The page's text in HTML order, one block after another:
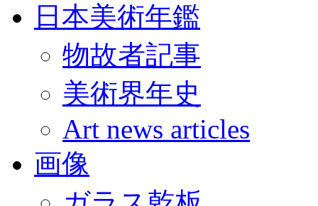
日本美術年鑑
物故者記事
美術界年史
Art news articles
画像